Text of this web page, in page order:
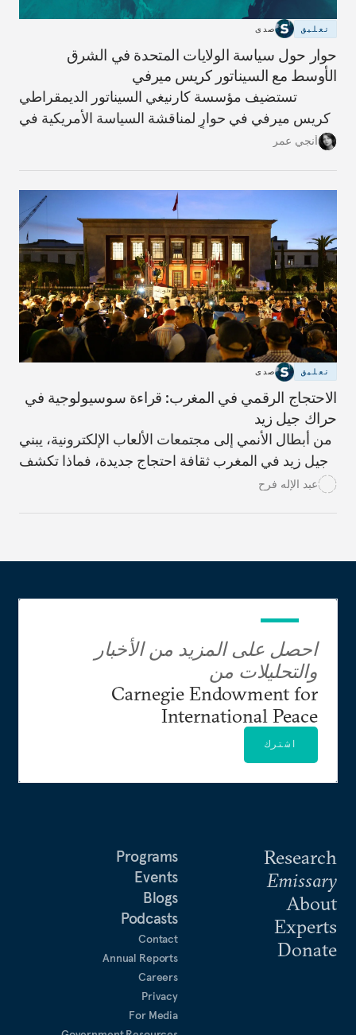
تعليق صدى
حوار حول سياسة الولايات المتحدة في الشرق
الأوسط مع السيناتور كريس ميرفي
تستضيف مؤسسة كارنيغي السيناتور الديمقراطي
كريس ميرفي في حوارٍ لمناقشة السياسة الأمريكية في
الشرق الأوسط، محذرًا من أن الحرب على إيران خطأ
أنجي عمر
تعليق صدى
الاحتجاج الرقمي في المغرب: قراءة سوسيولوجية في
حراك جيل زيد
من أبطال الأنمي إلى مجتمعات الألعاب الإلكترونية، يبني
جيل زيد في المغرب ثقافة احتجاج جديدة، فماذا تكشف
هذه المخيلة الرقمية عن السياسة لدى الشباب؟ وكيف
عبد الإله فرح
Research
Emissary
About
Experts
Donate
Programs
Events
Blogs
Podcasts
Contact
Annual Reports
Careers
Privacy
For Media
احصل على المزيد من الأخبار
والتحليلات من
Carnegie Endowment for
International Peace
اشترك